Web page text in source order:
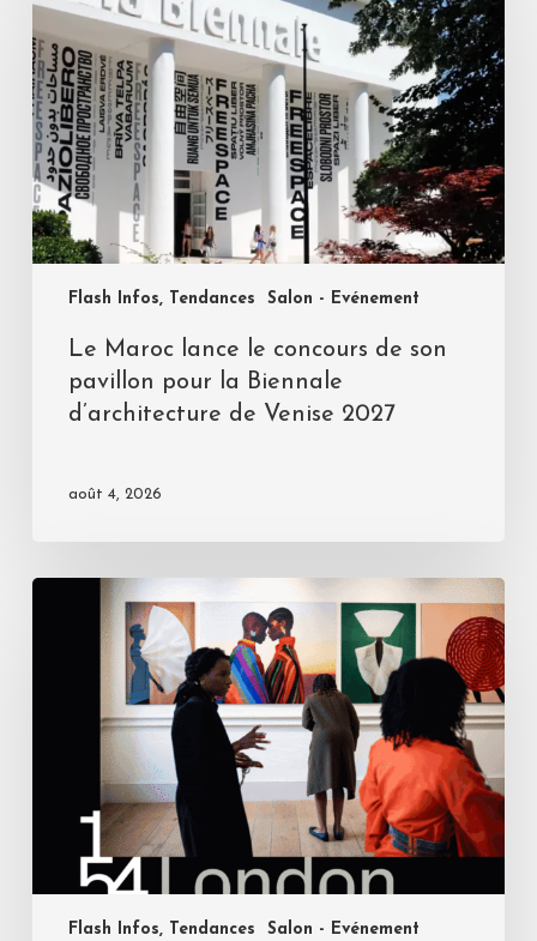
Flash Infos, Tendances Salon - Evénement
Le Maroc lance le concours de son
pavillon pour la Biennale
d’architecture de Venise 2027
août 4, 2026
Flash Infos, Tendances Salon - Evénement